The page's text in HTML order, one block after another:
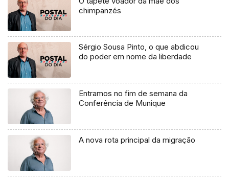
chimpanzés
Sérgio Sousa Pinto, o que abdicou
do poder em nome da liberdade
Entramos no fim de semana da
Conferência de Munique
A nova rota principal da migração